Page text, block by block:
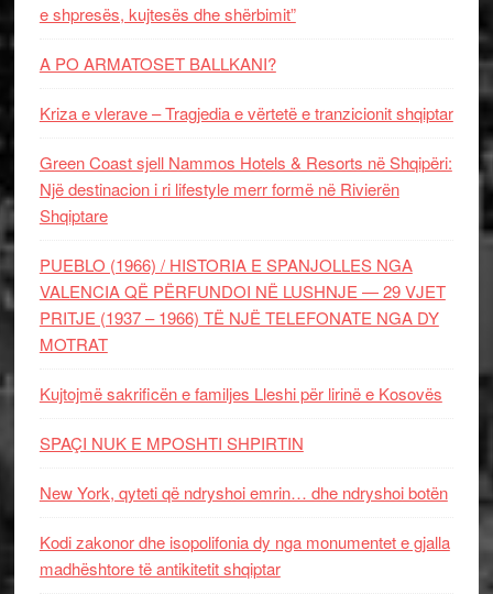
e shpresës, kujtesës dhe shërbimit”
A PO ARMATOSET BALLKANI?
Kriza e vlerave – Tragjedia e vërtetë e tranzicionit shqiptar
Green Coast sjell Nammos Hotels & Resorts në Shqipëri:
Një destinacion i ri lifestyle merr formë në Rivierën
Shqiptare
PUEBLO (1966) / HISTORIA E SPANJOLLES NGA
VALENCIA QË PËRFUNDOI NË LUSHNJE — 29 VJET
PRITJE (1937 – 1966) TË NJË TELEFONATE NGA DY
MOTRAT
Kujtojmë sakrificën e familjes Lleshi për lirinë e Kosovës
SPAÇI NUK E MPOSHTI SHPIRTIN
New York, qyteti që ndryshoi emrin… dhe ndryshoi botën
Kodi zakonor dhe isopolifonia dy nga monumentet e gjalla
madhështore të antikitetit shqiptar